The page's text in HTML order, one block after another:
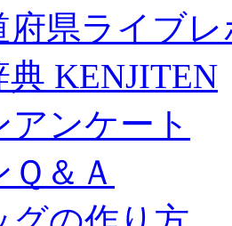
府県ライブ
KENJITEN
アンケート
＆Ａ